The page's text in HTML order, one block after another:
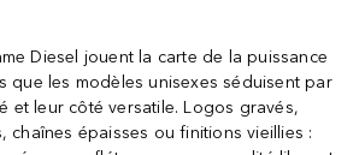
Diesel jouent la carte de la puissance
que les modèles unisexes séduisent par
et leur côté versatile. Logos gravés,
chaînes épaisses ou finitions vieillies :